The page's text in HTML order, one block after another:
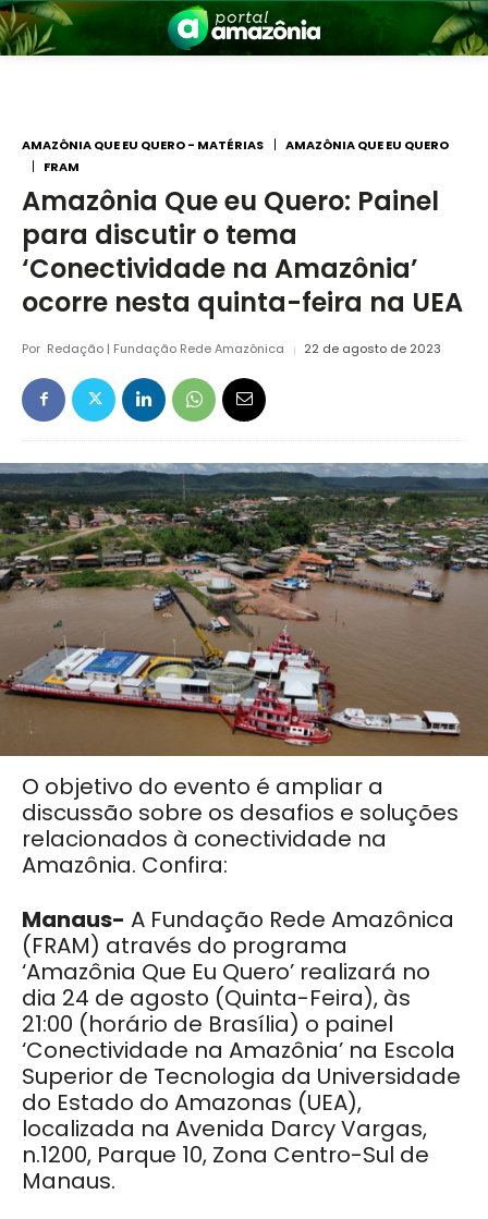
Amazônia
AMAZÔNIA QUE EU QUERO - MATÉRIAS
AMAZÔNIA QUE EU QUERO
FRAM
Amazônia Que eu Quero: Painel
para discutir o tema
‘Conectividade na Amazônia’
ocorre nesta quinta-feira na UEA
Por Redação | Fundação Rede Amazônica 22 de agosto de 2023
O objetivo do evento é ampliar a
discussão sobre os desafios e soluções
relacionados à conectividade na
Amazônia. Confira:
Manaus- A Fundação Rede Amazônica
(FRAM) através do programa
‘Amazônia Que Eu Quero’ realizará no
dia 24 de agosto (Quinta-Feira), às
21:00 (horário de Brasília) o painel
‘Conectividade na Amazônia’ na Escola
Superior de Tecnologia da Universidade
do Estado do Amazonas (UEA),
localizada na Avenida Darcy Vargas,
n.1200, Parque 10, Zona Centro-Sul de
Manaus.